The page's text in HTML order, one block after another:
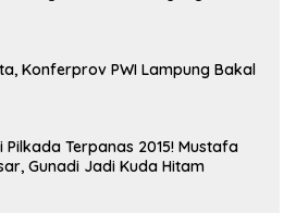
Konferprov PWI Lampung Bakal
Terpanas 2015! Mustafa
Gunadi Jadi Kuda Hitam